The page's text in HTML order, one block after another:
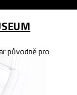
původně pro